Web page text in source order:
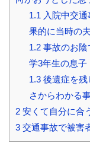
1.1 入院中交
果的に当時の
1.2事故のお陰
学3年生の息子
1.3後遺症を残
さからわかる
2 安くて自分に合
3 交通事故で被害